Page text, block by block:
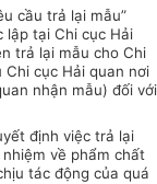
cầu trả lại mẫu”
lập tại Chi cục Hải
trả lại mẫu cho Chi
cục Hải quan nơi
nhận mẫu) đối với
định việc trả lại
về phẩm chất
tác động của quá